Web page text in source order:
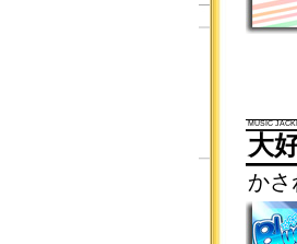
MUSIC
大
かさ